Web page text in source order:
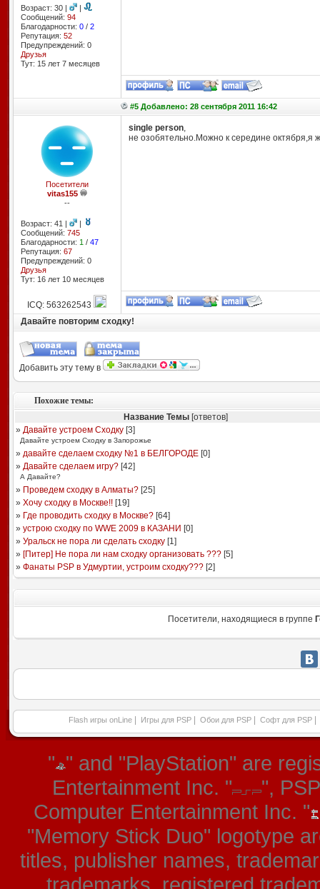
Возраст: 30 |
|
Сообщений: 94
Благодарности: 0/ 2
Репутация: 52
Предупреждений: 0
Друзья
Тут: 15 лет 7 месяцев
#5 Добавлено: 28 сентября 2011 16:42
Посетители
vitas155
--
Возраст: 41 |
|
Сообщений: 745
Благодарности: 1 / 47
Репутация: 67
Предупреждений: 0
Друзья
Тут: 16 лет 10 месяцев
single person,
не озобятельно.Можно к середине октября,я
ICQ: 563262543
Давайте повторим сходку!
Добавить эту тему в
Похожие темы:
Название Темы [ответов]
» Давайте устроем Сходку[3]
Давайте устроем Сходку в Запорожье
» давайте сделаем сходку №1 в БЕЛГОРОДЕ[0]
» Давайте сделаем игру?[42]
А Давайте?
» Проведем сходку в Алматы?[25]
» Хочу сходку в Москве!![19]
» Где проводить сходку в Москве?[64]
» устрою сходку по WWE 2009 в КАЗАНИ [0]
» Уральск не пора ли сделать сходку[1]
» [Питер] Не пора ли нам сходку организовать ???[5]
» Фанаты PSP в Удмуртии, устроим сходку???[2]
Посетители, находящиеся в группе
Flash игры onLine Игры для PSP Обои для PSP Софт для PSP
" " and "PlayStation" are
Entertainment Inc. "
",
Computer Entertainment Inc. "
"Memory Stick Duo" logotype
titles, publisher names,